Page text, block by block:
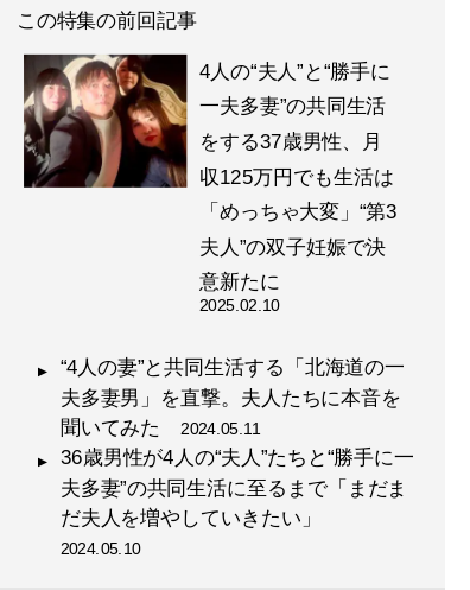
この特集の前回記事
4人の“夫人”と“勝手に
一夫多妻”の共同生活
をする37歳男性、月
収125万円でも生活は
「めっちゃ大変」“第3
夫人”の双子妊娠で決
意新たに
2025.02.10
“4人の妻”と共同生活する「北海道の一
夫多妻男」を直撃。夫人たちに本音を
聞いてみた 2024.05.11
36歳男性が4人の“夫人”たちと“勝手に一
夫多妻”の共同生活に至るまで「まだま
だ夫人を増やしていきたい」
2024.05.10